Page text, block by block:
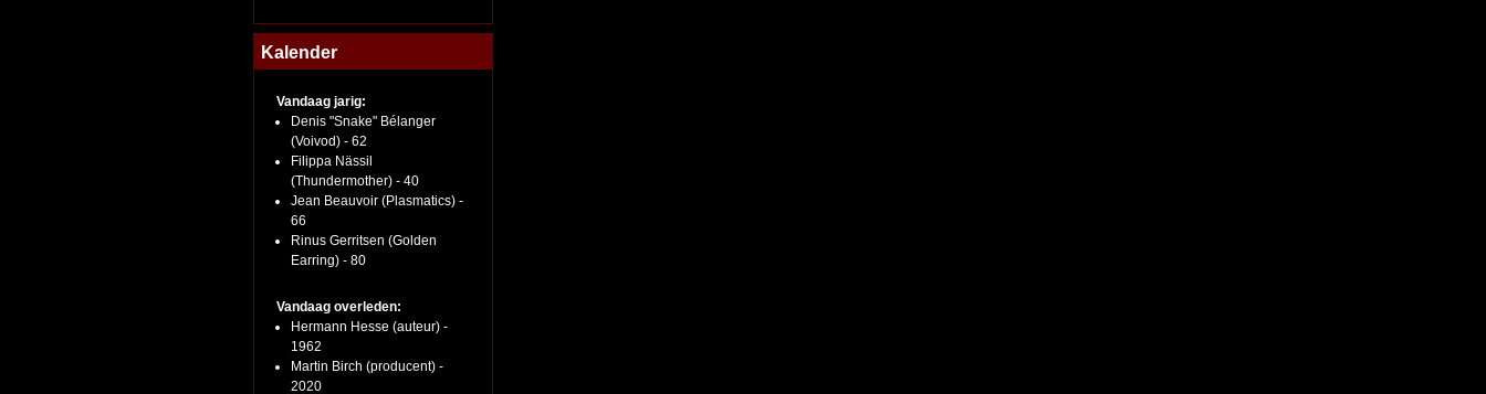
Kalender
Vandaag jarig:
Denis "Snake" Bélanger
(Voivod) - 62
Filippa Nässil
(Thundermother) - 40
Jean Beauvoir (Plasmatics) -
66
Rinus Gerritsen (Golden
Earring) - 80
Vandaag overleden:
Hermann Hesse (auteur) -
1962
Martin Birch (producent) -
2020